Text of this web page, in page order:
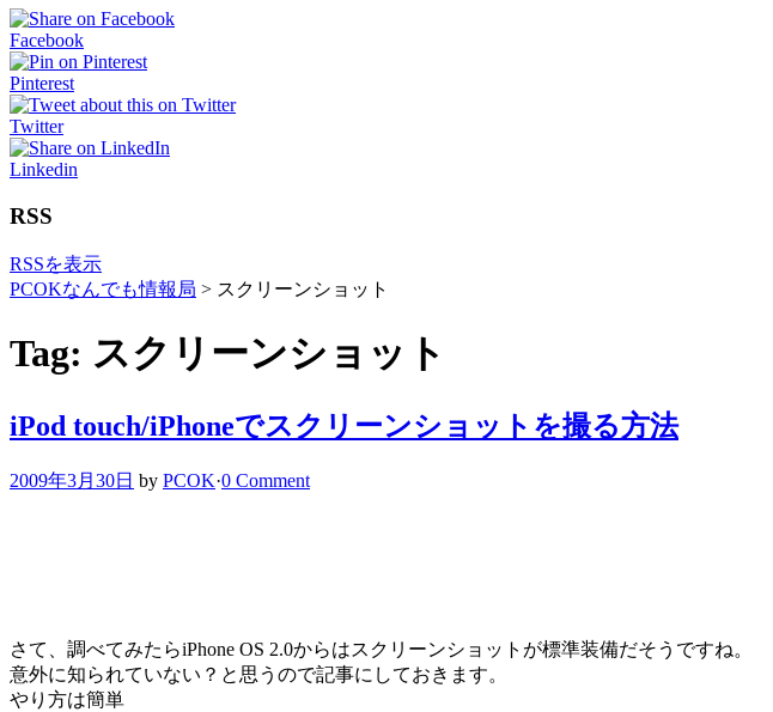
Facebook
Pinterest
Twitter
Linkedin
RSS
RSSを表示
PCOKなんでも情報局 > スクリーンショット
Tag: スクリーンショット
iPod touch/iPhoneでスクリーンショットを撮る方法
2009年3月30日 by PCOK·0 Comment
さて、調べてみたらiPhone OS 2.0からはスクリーンショットが標準装備だそうですね。
意外に知られていない？と思うので記事にしておきます。
やり方は簡単